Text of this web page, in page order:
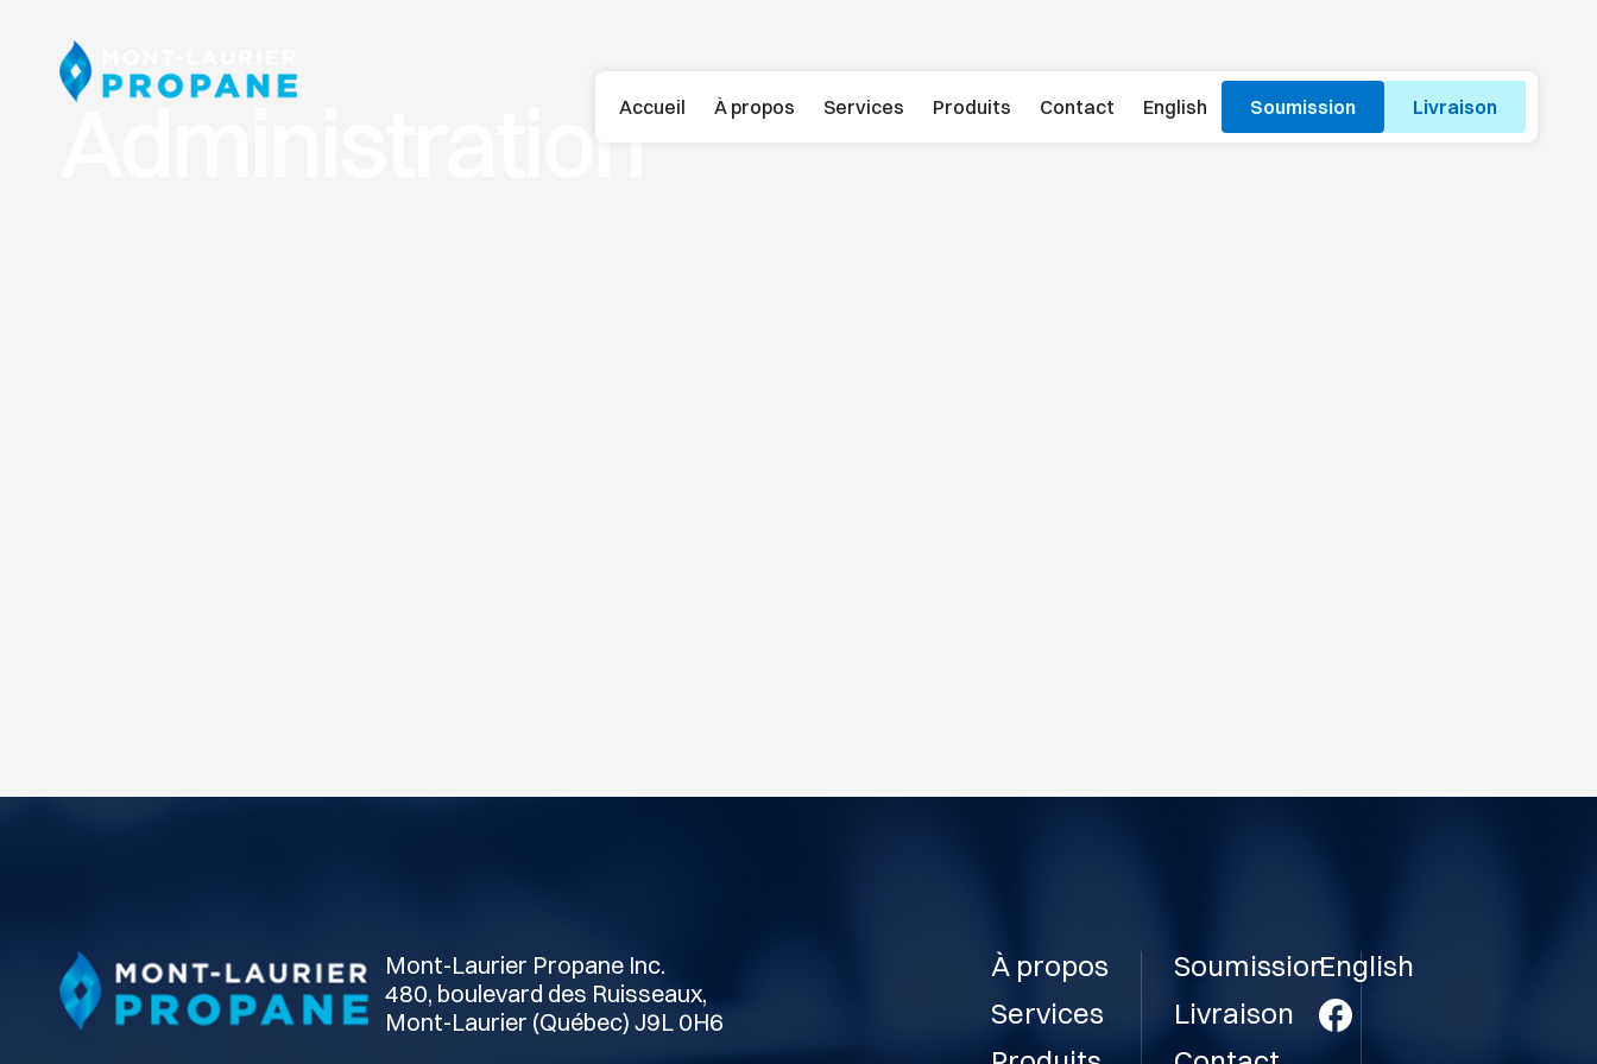
Accueil À propos Services Produits Contact English Soumission Livraison
Administration
Mont-Laurier Propane Inc.
480, boulevard des Ruisseaux,
Mont-Laurier (Québec) J9L 0H6
À propos
Services
Soumission
Livraison
English